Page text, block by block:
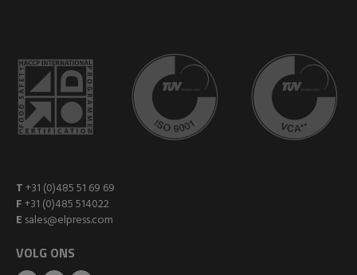
T+31 (0)485 51 69 69
F+31 (0)485 514022
E sales@elpress.com
VOLG ONS